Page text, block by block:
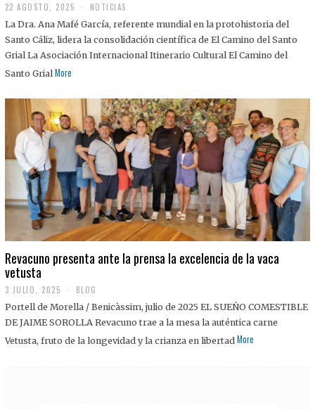
22 AGOSTO, 2025
2
A
G
O
S
2
5
NOTICIAS
La Dra. Ana Mafé García, referente mundial en la protohistoria del
Santo Cáliz, lidera la consolidación científica de El Camino del Santo
Grial La Asociación Internacional Itinerario Cultural El Camino del
Santo Grial More
Revacuno presenta ante la prensa la excelencia de la vaca
vetusta
3 JULIO, 2025
J
U
I
BLOG
Portell de Morella / Benicàssim, julio de 2025 EL SUEÑO COMESTIBLE
DE JAIME SOROLLA Revacuno trae a la mesa la auténtica carne
Vetusta, fruto de la longevidad y la crianza en libertad More